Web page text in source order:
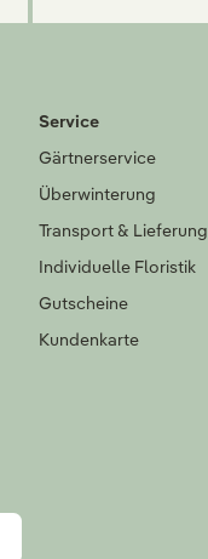
Service
Gärtnerservice
Überwinterung
Transport & Lieferung
Individuelle Floristik
Gutscheine
Kundenkarte